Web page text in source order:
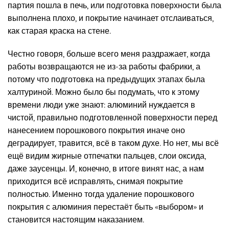
партия пошла в печь, или подготовка поверхности была
выполнена плохо, и покрытие начинает отслаиваться,
как старая краска на стене.
Честно говоря, больше всего меня раздражает, когда
работы возвращаются не из-за работы фабрики, а
потому что подготовка на предыдущих этапах была
халтуриной. Можно было бы подумать, что к этому
времени люди уже знают: алюминий нуждается в
чистой, правильно подготовленной поверхности перед
нанесением порошкового покрытия иначе оно
деградирует, травится, всё в таком духе. Но нет, мы всё
ещё видим жирные отпечатки пальцев, слои оксида,
даже заусенцы. И, конечно, в итоге винят нас, а нам
приходится всё исправлять, снимая покрытие
полностью. Именно тогда удаление порошкового
покрытия с алюминия перестаёт быть «выбором» и
становится настоящим наказанием.